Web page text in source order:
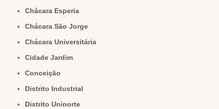
Chácara Esperia
Chácara São Jorge
Chácara Universitária
Cidade Jardim
Conceição
Distrito Industrial
Distrito Uninorte